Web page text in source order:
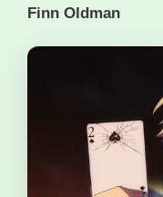
Finn Oldman